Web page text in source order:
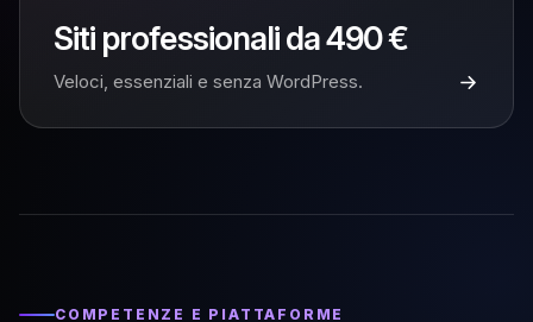
Siti professionali da 490 €
Veloci, essenziali e senza WordPress.
COMPETENZE E PIATTAFORME